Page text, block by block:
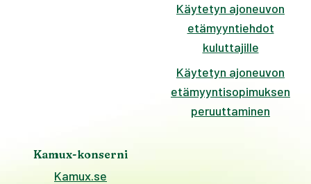
Käytetyn ajoneuvon
etämyyntiehdot
kuluttajille
Käytetyn ajoneuvon
etämyyntisopimuksen
peruuttaminen
Kamux-konserni
Kamux.se